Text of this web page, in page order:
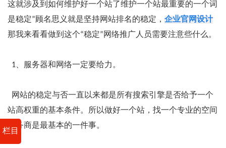
栏目
这就涉及到如何维护好一个站了维护一个站最重要的一个词
是稳定”顾名思义就是坚持网站排名的稳定， 企业官网设计
那我来看看做到这个“稳定”网络推广人员需要注意些什么。
1、服务器和网络一定要给力。
网站的稳定与否一直以来都是所有搜索引擎是否给予一个
站高权重的基本条件。所以做好一个站，找一个专业的空间
服务商是最基本的一件事。